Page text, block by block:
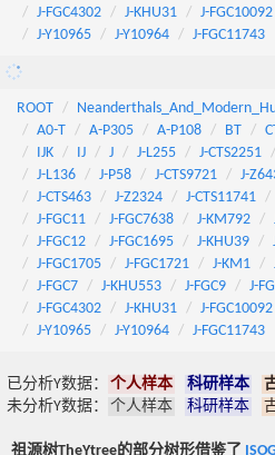
J-FGC4302
J-KHU31 J-FGC10092
J-Y10965
J-Y10964 J-FGC11743
ROOT
A0-T
A-P305 A-P108 BT
IJK
IJ J J-L255 J-CTS2251
J-L136
J-P58 J-CTS9721 J-
J-CTS463
J-Z2324 J-CTS11741
J-FGC11
J-FGC7638 J-KM792
J-FGC12
J-FGC1695 J-KHU39
J-FGC1705
J-FGC1721 J-KM1
J-FGC7
J-KHU553 J-FGC9 J-
J-FGC4302
J-KHU31 J-FGC10092
J-Y10965
J-Y10964 J-FGC11743
已分析Y数据： 个人样本 科研样本
未分析Y数据：
个人样本 科研样本
祖源树TheYtree的部分树形借鉴了